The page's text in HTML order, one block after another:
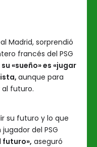
Madrid, sorprendió
francés del PSG
«sueño» es «jugar
aunque para
al futuro.
su futuro y lo que
del PSG
futuro», aseguró